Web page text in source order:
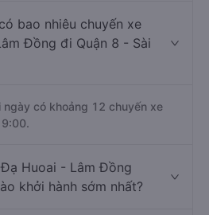
bao nhiêu chuyến xe
Đồng đi Quận 8 - Sài
ngày có khoảng 12 chuyến xe
Huoai - Lâm Đồng
khởi hành sớm nhất?